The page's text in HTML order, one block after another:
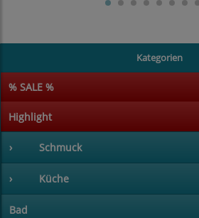
Kategorien
% SALE %
Highlight
› Schmuck
› Küche
Bad